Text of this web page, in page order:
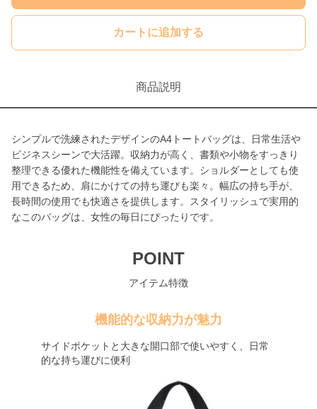
カートに追加する
商品説明
シンプルで洗練されたデザインのA4トートバッグは、日常生活や
ビジネスシーンで大活躍。収納力が高く、書類や小物をすっきり
整理できる優れた機能性を備えています。ショルダーとしても使
用できるため、肩にかけての持ち運びも楽々。幅広の持ち手が、
長時間の使用でも快適さを提供します。スタイリッシュで実用的
なこのバッグは、女性の毎日にぴったりです。
POINT
アイテム特徴
機能的な収納力が魅力
サイドポケットと大きな開口部で使いやすく、日常
的な持ち運びに便利